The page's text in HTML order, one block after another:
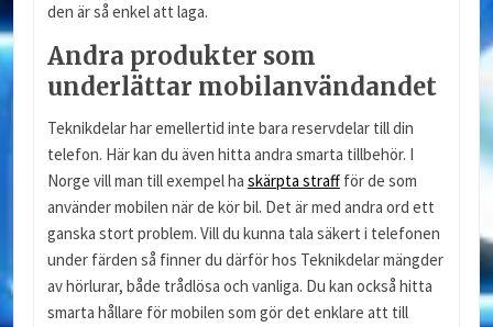
den är så enkel att laga.
Andra produkter som
underlättar mobilanvändandet
Teknikdelar har emellertid inte bara reservdelar till din
telefon. Här kan du även hitta andra smarta tillbehör. I
Norge vill man till exempel ha skärpta straffför de som
använder mobilen när de kör bil. Det är med andra ord ett
ganska stort problem. Vill du kunna tala säkert i telefonen
under färden så finner du därför hos Teknikdelar mängder
av hörlurar, både trådlösa och vanliga. Du kan också hitta
smarta hållare för mobilen som gör det enklare att till